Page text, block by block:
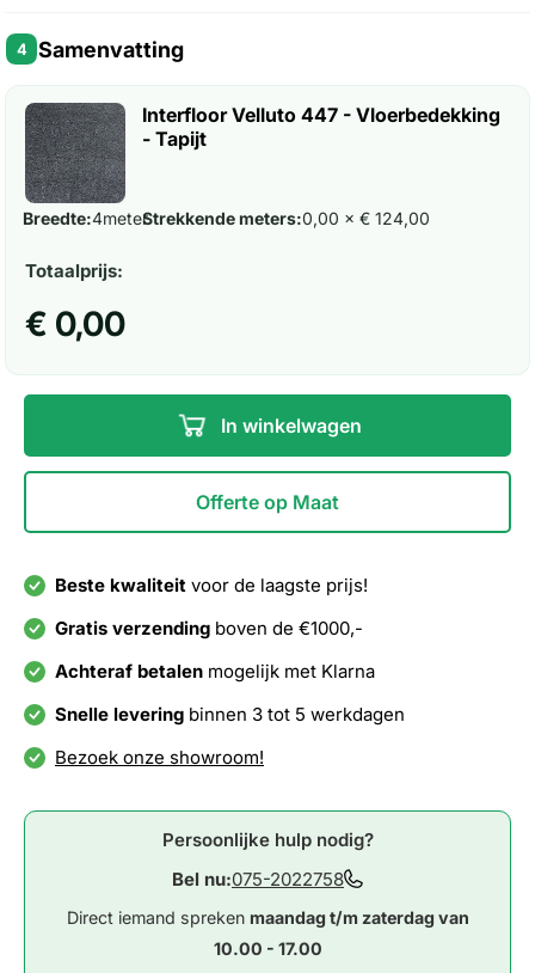
4 Samenvatting
Interfloor Velluto 447 - Vloerbedekking
- Tapijt
Breedte:4meterStrekkende meters:0,00 × € 124,00
Totaalprijs:
€ 0,00
In winkelwagen
Offerte op Maat
Beste kwaliteit voor de laagste prijs!
Gratis verzending boven de €1000,-
Achteraf betalen mogelijk met Klarna
Snelle levering binnen 3 tot 5 werkdagen
Bezoek onze showroom!
Persoonlijke hulp nodig?
Bel nu:075-2022758
Direct iemand spreken maandag t/m zaterdag van
10.00 - 17.00